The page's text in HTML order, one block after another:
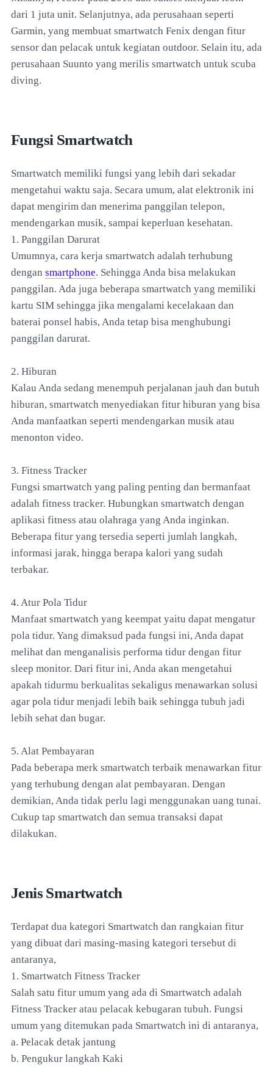
dari 1 juta unit. Selanjutnya, ada perusahaan seperti
Garmin, yang membuat smartwatch Fenix dengan fitur
sensor dan pelacak untuk kegiatan outdoor. Selain itu, ada
perusahaan Suunto yang merilis smartwatch untuk scuba
diving.
Fungsi Smartwatch
Smartwatch memiliki fungsi yang lebih dari sekadar
mengetahui waktu saja. Secara umum, alat elektronik ini
dapat mengirim dan menerima panggilan telepon,
mendengarkan musik, sampai keperluan kesehatan.
1. Panggilan Darurat
Umumnya, cara kerja smartwatch adalah terhubung
dengan smartphone. Sehingga Anda bisa melakukan
panggilan. Ada juga beberapa smartwatch yang memiliki
kartu SIM sehingga jika mengalami kecelakaan dan
baterai ponsel habis, Anda tetap bisa menghubungi
panggilan darurat.
2. Hiburan
Kalau Anda sedang menempuh perjalanan jauh dan butuh
hiburan, smartwatch menyediakan fitur hiburan yang bisa
Anda manfaatkan seperti mendengarkan musik atau
menonton video.
3. Fitness Tracker
Fungsi smartwatch yang paling penting dan bermanfaat
adalah fitness tracker. Hubungkan smartwatch dengan
aplikasi fitness atau olahraga yang Anda inginkan.
Beberapa fitur yang tersedia seperti jumlah langkah,
informasi jarak, hingga berapa kalori yang sudah
terbakar.
4. Atur Pola Tidur
Manfaat smartwatch yang keempat yaitu dapat mengatur
pola tidur. Yang dimaksud pada fungsi ini, Anda dapat
melihat dan menganalisis performa tidur dengan fitur
sleep monitor. Dari fitur ini, Anda akan mengetahui
apakah tidurmu berkualitas sekaligus menawarkan solusi
agar pola tidur menjadi lebih baik sehingga tubuh jadi
lebih sehat dan bugar.
5. Alat Pembayaran
Pada beberapa merk smartwatch terbaik menawarkan fitur
yang terhubung dengan alat pembayaran. Dengan
demikian, Anda tidak perlu lagi menggunakan uang tunai.
Cukup tap smartwatch dan semua transaksi dapat
dilakukan.
Jenis Smartwatch
Terdapat dua kategori Smartwatch dan rangkaian fitur
yang dibuat dari masing-masing kategori tersebut di
antaranya,
1. Smartwatch Fitness Tracker
Salah satu fitur umum yang ada di Smartwatch adalah
Fitness Tracker atau pelacak kebugaran tubuh. Fungsi
umum yang ditemukan pada Smartwatch ini di antaranya,
a. Pelacak detak jantung
b. Pengukur langkah Kaki